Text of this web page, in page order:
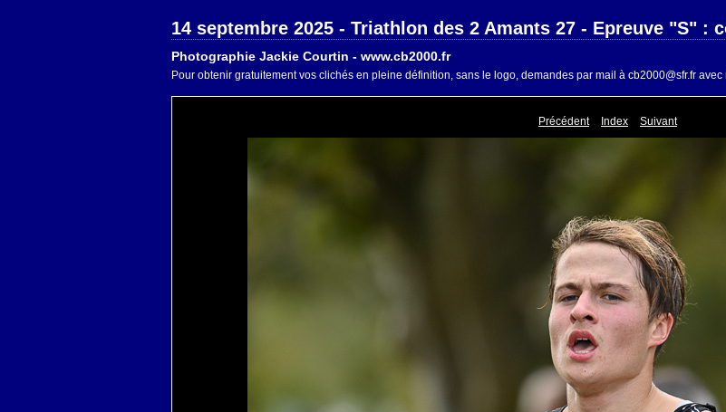
14 septembre 2025 - Triathlon des 2 Amants 27 - Epreuve "S" :
Photographie Jackie Courtin - www.cb2000.fr
Pour obtenir gratuitement vos clichés en pleine définition, sans le logo, demandes par mail à cb2000@sfr.fr avec
Précédent Index Suivant